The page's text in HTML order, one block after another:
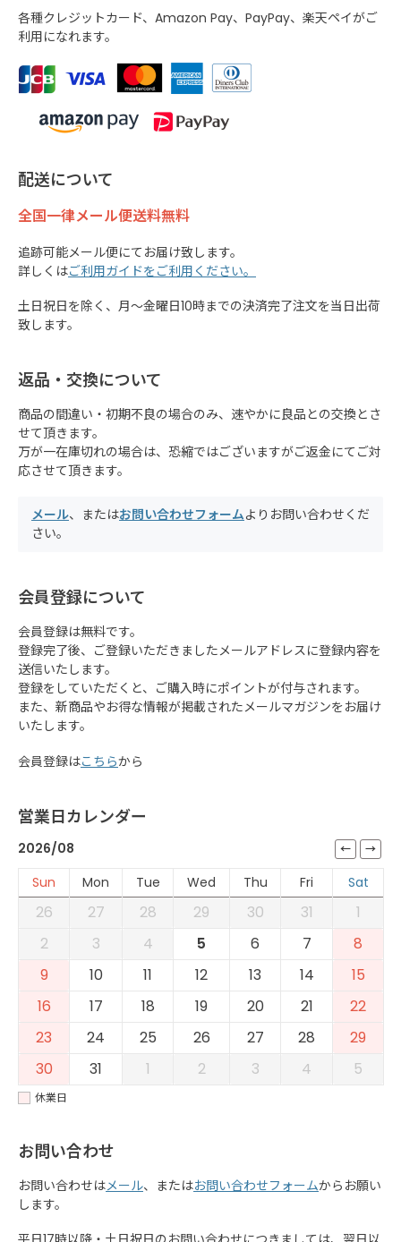
各種クレジットカード、Amazon Pay、PayPay、楽天ペイがご
利用になれます。
配送について
全国一律メール便送料無料
追跡可能メール便にてお届け致します。
詳しくはご利用ガイドをご利用ください。
土日祝日を除く、月～金曜日10時までの決済完了注文を当日出荷
致します。
返品・交換について
商品の間違い・初期不良の場合のみ、速やかに良品との交換とさ
せて頂きます。
万が一在庫切れの場合は、恐縮ではございますがご返金にてご対
応させて頂きます。
メール、またはお問い合わせフォームよりお問い合わせくだ
さい。
会員登録について
会員登録は無料です。
登録完了後、ご登録いただきましたメールアドレスに登録内容を
送信いたします。
登録をしていただくと、ご購入時にポイントが付与されます。
また、新商品やお得な情報が掲載されたメールマガジンをお届け
いたします。
会員登録はこちらから
営業日カレンダー
2026/08
Sun
Mon Tue Wed Thu Fri Sat
26 27 28 29 30 31
1
2
3 4 5 6 7
8
9
10 11 12 13 14
15
16
17 18 19 20 21
22
23
24 25 26 27 28
29
30
31 1 2 3 4 5
休業日
お問い合わせ
お問い合わせはメール、またはお問い合わせフォームからお願い
します。